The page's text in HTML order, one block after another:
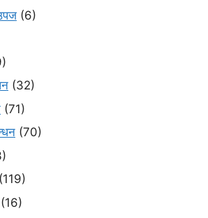
(6)
(32)
(71)
(70)
(119)
(16)